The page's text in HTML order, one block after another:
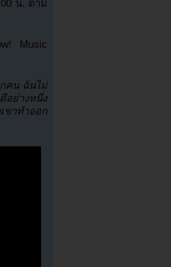
น. ตาม
Music
คน ฉันไม่
อย่างหนึ่ง
ขาทำออก